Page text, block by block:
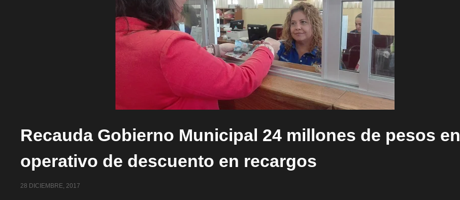
Recauda Gobierno Municipal 24 millones de pesos en
operativo de descuento en recargos
28 DICIEMBRE, 2017